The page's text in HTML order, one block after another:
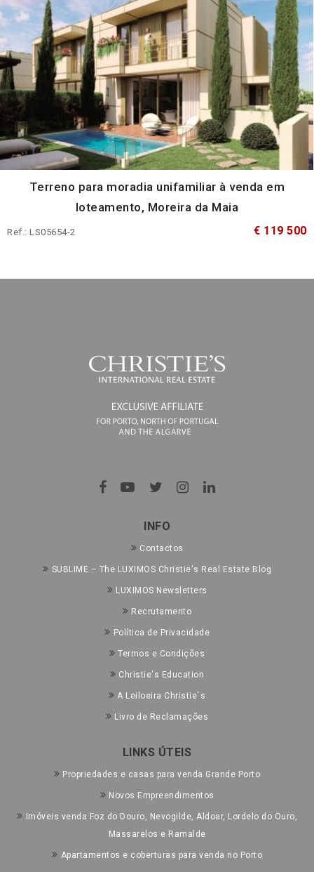
Terreno para moradia unifamiliar à venda em
loteamento, Moreira da Maia
Ref.: LS05654-2 € 119 500
INFO
Contactos
SUBLIME – The LUXIMOS Christie's Real Estate Blog
LUXIMOS Newsletters
Recrutamento
Política de Privacidade
Termos e Condições
Christie's Education
A Leiloeira Christie´s
Livro de Reclamações
LINKS ÚTEIS
Propriedades e casas para venda Grande Porto
Novos Empreendimentos
Imóveis venda Foz do Douro, Nevogilde, Aldoar, Lordelo do Ouro,
Massarelos e Ramalde
Apartamentos e coberturas para venda no Porto